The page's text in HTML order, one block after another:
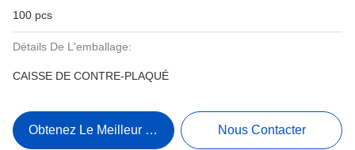
100 pcs
Détails De L'emballage:
CAISSE DE CONTRE-PLAQUÉ
Obtenez Le Meilleur Prix Nous Contacter